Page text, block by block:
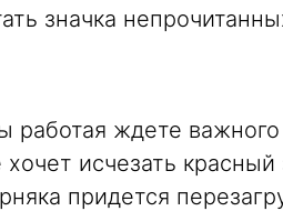
значка
работая ждете
хочет исчезать
придется